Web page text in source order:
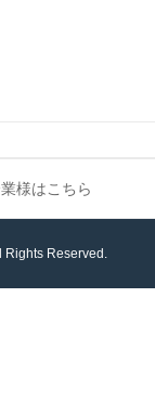
様はこちら
Rights Reserved.